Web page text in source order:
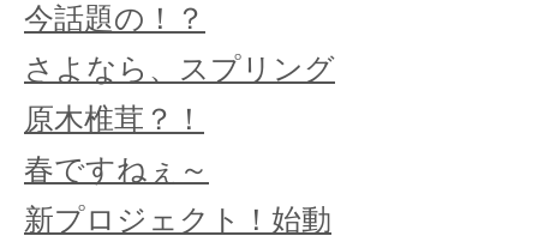
今話題の！？
さよなら、スプリング
原木椎茸？！
春ですねぇ～
新プロジェクト！始動